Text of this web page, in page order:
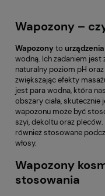
Wapozony –
Wapozonyto urządzenia
wodną. Ich zadaniem
naturalny poziom pH
zwiększając efekty
jest para wodna, która
obszary ciała, skutecznie
wapozonu może być
szyi, dekoltu oraz pleców.
również stosowane
włosy.
Wapozony
stosowania